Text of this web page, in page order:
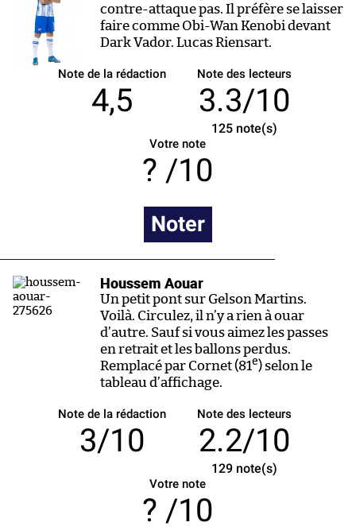
contre-attaque pas. Il préfère se laisser
faire comme Obi-Wan Kenobi devant
Dark Vador. Lucas Riensart.
Note de la rédaction
4,5
Note des lecteurs
3.3/10
125note(s)
Votre note
/10
Noter
Houssem Aouar
Un petit pont sur Gelson Martins.
Voilà. Circulez, il n’y a rien à ouar
d’autre. Sauf si vous aimez les passes
en retrait et les ballons perdus.
Remplacé par Cornet (81e) selon le
tableau d’affichage.
Note de la rédaction
3/10
Note des lecteurs
2.2/10
129note(s)
Votre note
/10